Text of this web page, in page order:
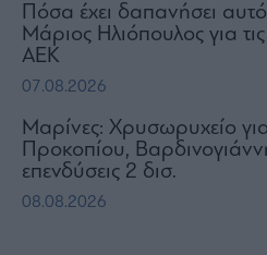
Πόσα έχει δαπανήσει
Μάριος Ηλιόπουλος για
ΑΕΚ
07.08.2026
Μαρίνες: Χρυσωρυχείο
Προκοπίου,
επενδύσεις 2 δισ.
08.08.2026